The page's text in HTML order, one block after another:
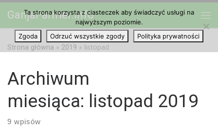
Przejdź do treści
GanjaFarmer.info
Strona główna » 2019 » listopad
Archiwum
miesiąca: listopad 2019
9 wpisów
Ta strona korzysta z ciasteczek aby świadczyć usługi na
najwyższym poziomie.
Zgoda
Odrzuć wszystkie zgody Polityka prywatności